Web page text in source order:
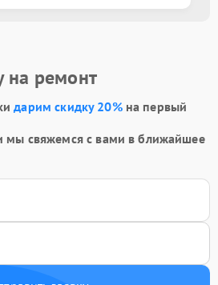
на ремонт
дарим скидку 20%на первый
мы свяжемся с вами в ближайшее